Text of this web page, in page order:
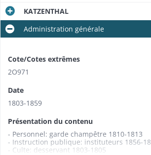
KATZENTHAL
Administration générale
Cote/Cotes extrêmes
2O971
Date
1803-1859
Présentation du contenu
- Personnel: garde champêtre 1810-1813
- Instruction publique: instituteurs 1856-
- Culte: desservant 1803-1805